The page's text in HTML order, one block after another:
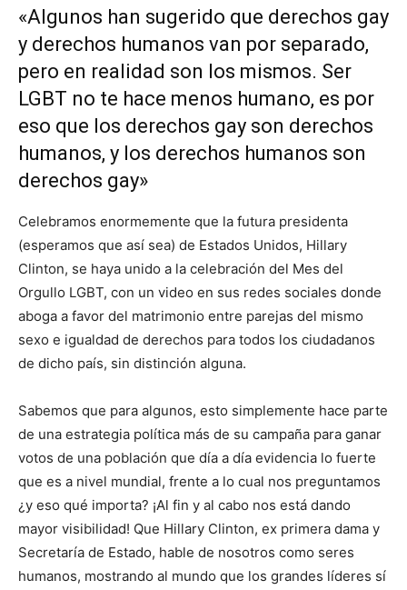
«Algunos han sugerido que derechos gay
y derechos humanos van por separado,
pero en realidad son los mismos. Ser
LGBT no te hace menos humano, es por
eso que los derechos gay son derechos
humanos, y los derechos humanos son
derechos gay»
Celebramos enormemente que la futura presidenta
(esperamos que así sea) de Estados Unidos, Hillary
Clinton, se haya unido a la celebración del Mes del
Orgullo LGBT, con un video en sus redes sociales donde
aboga a favor del matrimonio entre parejas del mismo
sexo e igualdad de derechos para todos los ciudadanos
de dicho país, sin distinción alguna.
Sabemos que para algunos, esto simplemente hace parte
de una estrategia política más de su campaña para ganar
votos de una población que día a día evidencia lo fuerte
que es a nivel mundial, frente a lo cual nos preguntamos
¿y eso qué importa? ¡Al fin y al cabo nos está dando
mayor visibilidad! Que Hillary Clinton, ex primera dama y
Secretaría de Estado, hable de nosotros como seres
humanos, mostrando al mundo que los grandes líderes sí